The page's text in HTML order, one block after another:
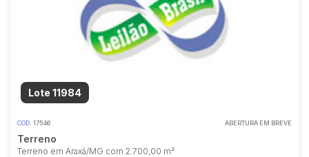
Lote 11984
COD. 17546 ABERTURA EM BREVE
Terreno
Terreno em Araxá/MG com 2.700,00 m²